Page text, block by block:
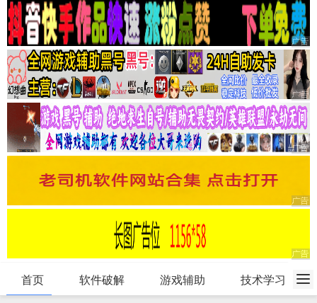
首页 软件破解 游戏辅助 技术学习